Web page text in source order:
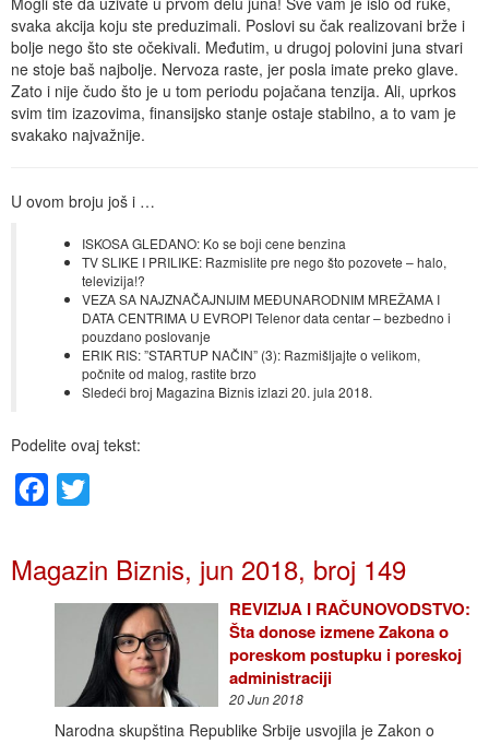
svaka akcija koju ste preduzimali. Poslovi su čak realizovani brže i
bolje nego što ste očekivali. Međutim, u drugoj polovini juna stvari
ne stoje baš najbolje. Nervoza raste, jer posla imate preko glave.
Zato i nije čudo što je u tom periodu pojačana tenzija. Ali, uprkos
svim tim izazovima, finansijsko stanje ostaje stabilno, a to vam je
svakako najvažnije.
U ovom broju još i …
ISKOSA GLEDANO: Ko se boji cene benzina
TV SLIKE I PRILIKE: Razmislite pre nego što pozovete – halo,
televizija!?
VEZA SA NAJZNAČAJNIJIM MEĐUNARODNIM MREŽAMA I
DATA CENTRIMA U EVROPI Telenor data centar – bezbedno i
pouzdano poslovanje
ERIK RIS: ”STARTUP NAČIN” (3): Razmišljajte o velikom,
počnite od malog, rastite brzo
Sledeći broj Magazina Biznis izlazi 20. jula 2018.
Podelite ovaj tekst:
Facebook
Magazin Biznis, jun 2018, broj 149
REVIZIJA I RAČUNOVODSTVO:
Šta donose izmene Zakona o
poreskom postupku i poreskoj
administraciji
20 Jun 2018
Narodna skupština Republike Srbije usvojila je Zakon o